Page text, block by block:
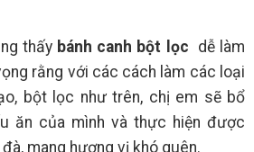
thấy bánh canh bột lọc dễ làm
rằng với các cách làm các loại
bột lọc như trên, chị em sẽ bổ
ăn của mình và thực hiện được
mang hương vị khó quên.